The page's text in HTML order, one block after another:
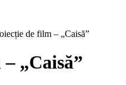
de film – „Caisă”
„Caisă”